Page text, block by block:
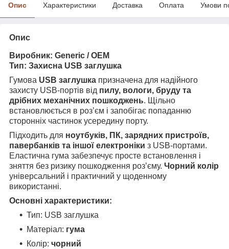
Опис Характеристики Доставка Оплата Умови
Опис
Виробник: Generic / OEM
Тип: Захисна USB заглушка
Гумова USB заглушка призначена для надійного
захисту USB-портів від пилу, вологи, бруду та
дрібних механічних пошкоджень. Щільно
встановлюється в роз’єм і запобігає попаданню
сторонніх частинок усередину порту.
Підходить для ноутбуків, ПК, зарядних пристроїв,
павербанків та іншої електроніки з USB-портами.
Еластична гума забезпечує просте встановлення і
зняття без ризику пошкодження роз’єму. Чорний колір
універсальний і практичний у щоденному
використанні.
Основні характеристики:
Тип: USB заглушка
Матеріал: гума
Колір: чорний